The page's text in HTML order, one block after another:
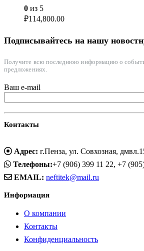
0 из 5
₽114,800.00
Подписывайтесь на нашу
Получите всю последнюю информацию о
предложениях.
Ваш e-mail
Контакты
Адрес: г.Пенза, ул. Совхозная,
Телефоны:+7 (906) 399 11 22, +7
EMAIL: neftitek@mail.ru
Информация
О компании
Контакты
Конфиденциальность